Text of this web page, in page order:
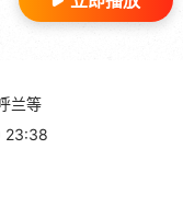
兰等
23:38